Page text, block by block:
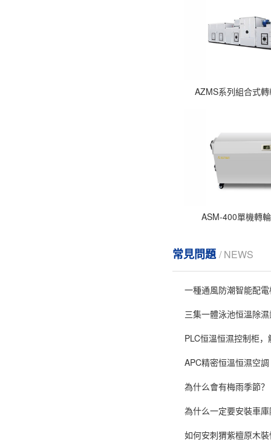
AZMS系列組合式
ASM-400單機轉
常見問題/ NEWS
一種通風防潮智能配
三集一體泳池恒溫除
PLC恒溫恒濕控制柜
APC精密恒溫恒濕空
為什么會有梅雨季節？
為什么一定要安裝車
如何安刺猬紫檀原木